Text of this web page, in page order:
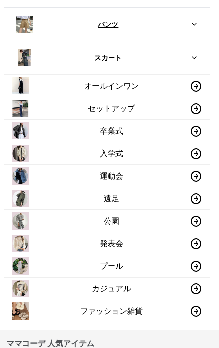
パンツ
スカート
オールインワン
セットアップ
卒業式
入学式
運動会
遠足
公園
発表会
プール
カジュアル
ファッション雑貨
ママコーデ 人気アイテム